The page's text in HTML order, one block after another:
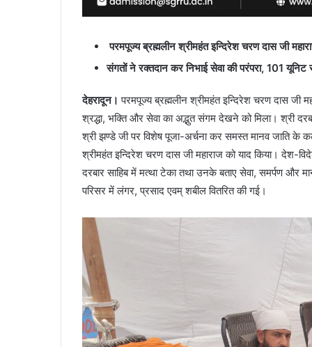
परमपूज्य ब्रह्मलीन श्रीमहंत इन्दिरेश चरण दास जी
संगतों ने रक्तदान कर निभाई सेवा की परंपरा, 101 यूनिट
देहरादून। परमपूज्य ब्रह्मलीन श्रीमहंत इन्दिरेश चरण दास जी
श्रद्धा, भक्ति और सेवा का अद्भुत संगम देखने को मिला। श्री
श्री झण्डे जी पर विशेष पूजा-अर्चना कर समस्त मानव जाति के
श्रीमहंत इन्दिरेश चरण दास जी महाराज को याद किया। देश-
दरबार साहिब में मत्था टेका तथा उनके बताए सेवा, समर्पण और
परिसर में लंगर, प्रसाद एवम् शबील वितरित की गई।